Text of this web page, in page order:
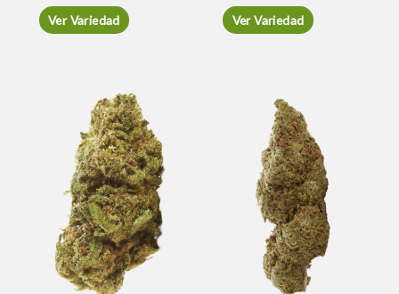
Ver Variedad Ver Variedad